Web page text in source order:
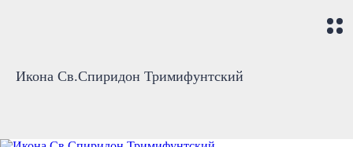
Икона Св.Спиридон Тримифунтский